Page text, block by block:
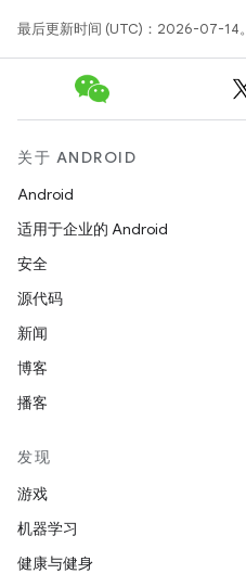
最后更新时间 (UTC)：2026-07-14。
关于 ANDROID
Android
适用于企业的 Android
安全
源代码
新闻
博客
播客
发现
游戏
机器学习
健康与健身